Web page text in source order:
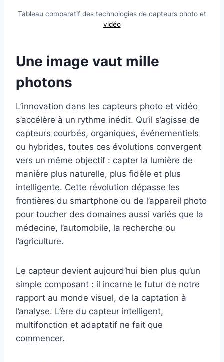
Tableau comparatif des technologies de capteurs photo et
vidéo
Une image vaut mille
photons
L’innovation dans les capteurs photo et vidéo
s’accélère à un rythme inédit. Qu’il s’agisse de
capteurs courbés, organiques, événementiels
ou hybrides, toutes ces évolutions convergent
vers un même objectif : capter la lumière de
manière plus naturelle, plus fidèle et plus
intelligente. Cette révolution dépasse les
frontières du smartphone ou de l’appareil photo
pour toucher des domaines aussi variés que la
médecine, l’automobile, la recherche ou
l’agriculture.
Le capteur devient aujourd’hui bien plus qu’un
simple composant : il incarne le futur de notre
rapport au monde visuel, de la captation à
l’analyse. L’ère du capteur intelligent,
multifonction et adaptatif ne fait que
commencer.